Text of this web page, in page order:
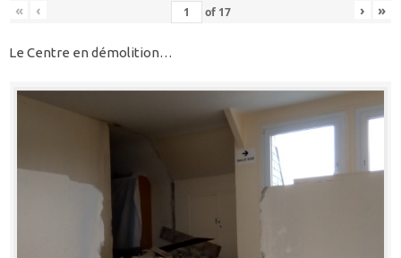
« ‹ of 17 › »
Le Centre en démolition…